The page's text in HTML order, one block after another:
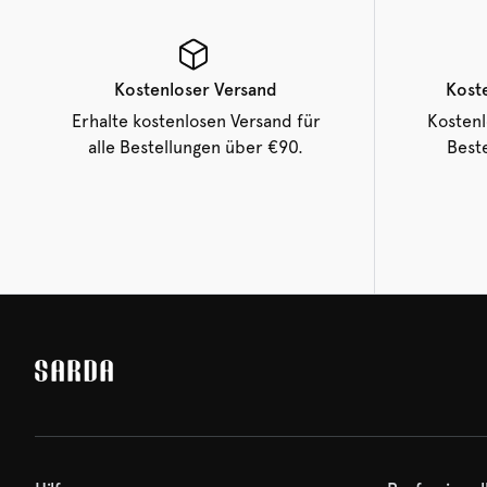
Kostenloser Versand
Erhalte kostenlosen Versand für
alle Bestellungen über €90.